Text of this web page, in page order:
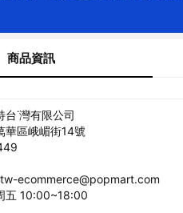
商品資訊
˙灣有限公司
華區峨嵋街14號
ecommerce@popmart.com
五 10:00~18:00